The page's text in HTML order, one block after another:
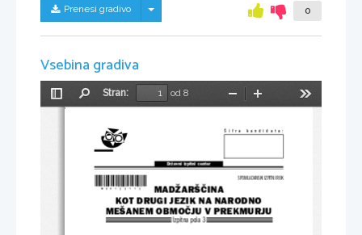
Prenesi gradivo Skrij/prikaži meni 0
Vsebina gradiva
Preklopi
Stran:
od 8
Pomanjšaj
Izpitna pola 3
MADŽARŠČINA
KOT DRUGI JEZIK NA NARODNO
MEŠANEM OBMOČJU V PREKMURJU
SPOMLADANSKI IZPITNI ROK
Državni  izpitni  center
Šifra  kandidata: